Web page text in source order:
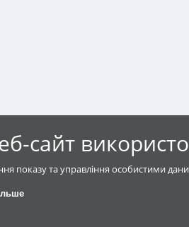
сайт
показу та управління особистими